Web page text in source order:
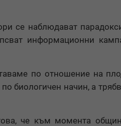
се наблюдават
информационни
по отношение на
биологичен начин, а
че към момента